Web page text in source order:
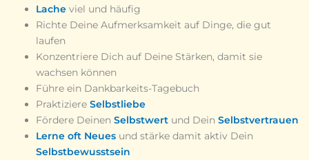
Lache viel und häufig
Richte Deine Aufmerksamkeit auf Dinge, die gut
laufen
Konzentriere Dich auf Deine Stärken, damit sie
wachsen können
Führe ein Dankbarkeits-Tagebuch
Praktiziere Selbstliebe
Fördere Deinen Selbstwert und Dein Selbstvertrauen
Lerne oft Neues und stärke damit aktiv Dein
Selbstbewusstsein